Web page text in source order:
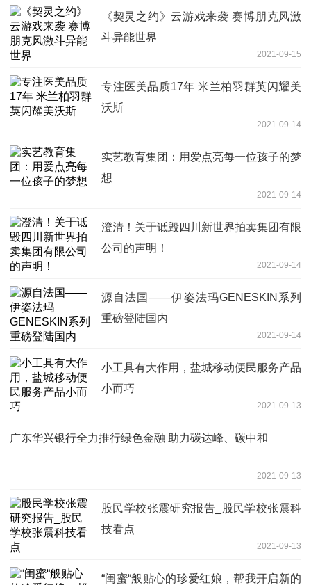
《契灵之约》云游戏来袭 赛博朋克风激
斗异能世界
2021-09-15
专注医美品质17年 米兰柏羽群英闪耀美
沃斯
2021-09-14
实艺教育集团：用爱点亮每一位孩子的梦
想
2021-09-14
澄清！关于诋毁四川新世界拍卖集团有限
公司的声明！
2021-09-14
源自法国——伊姿法玛GENESKIN系列
重磅登陆国内
2021-09-14
小工具有大作用，盐城移动便民服务产品
小而巧
2021-09-13
广东华兴银行全力推行绿色金融 助力碳达峰、碳中和
2021-09-13
股民学校张震研究报告_股民学校张震科
技看点
2021-09-13
“闺蜜“般贴心的珍爱红娘，帮我开启新的